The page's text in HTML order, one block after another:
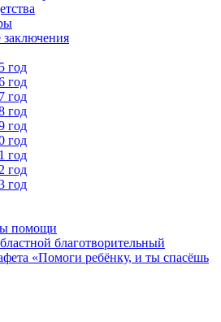
заключения
год
год
год
год
год
год
год
год
год
помощи
благотворительный
«Помоги ребёнку, и ты спасёшь